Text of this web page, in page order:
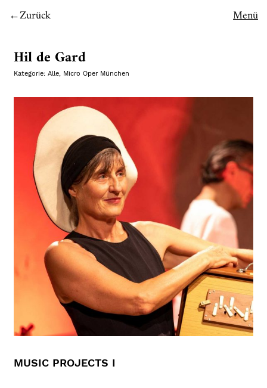
Zurück Menü
Hil de Gard
Kategorie:Alle, Micro Oper München
MUSIC PROJECTS I